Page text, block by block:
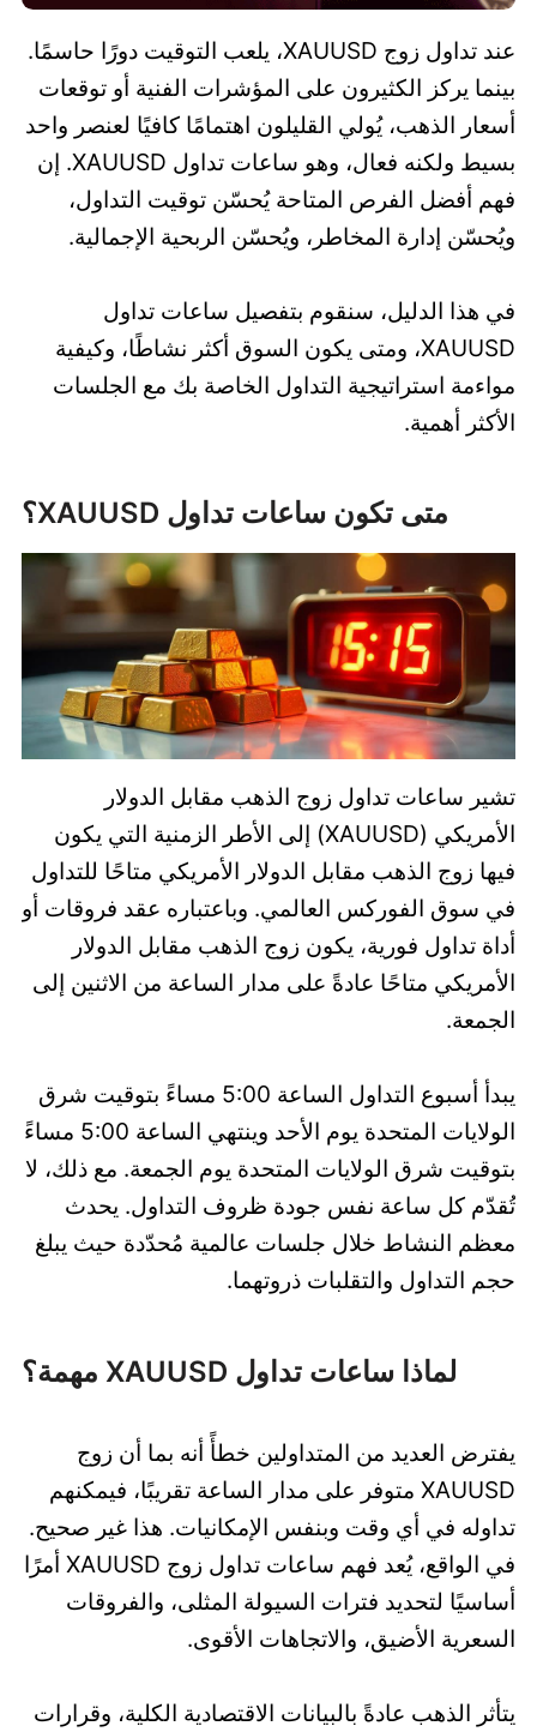
عند تداول زوج XAUUSD، يلعب التوقيت دورًا حاسمًا.
بينما يركز الكثيرون على المؤشرات الفنية أو توقعات
أسعار الذهب، يُولي القليلون اهتمامًا كافيًا لعنصر واحد
بسيط ولكنه فعال، وهو ساعات تداول XAUUSD. إن
فهم أفضل الفرص المتاحة يُحسّن توقيت التداول،
ويُحسّن إدارة المخاطر، ويُحسّن الربحية الإجمالية.
في هذا الدليل، سنقوم بتفصيل ساعات تداول
XAUUSD، ومتى يكون السوق أكثر نشاطًا، وكيفية
مواءمة استراتيجية التداول الخاصة بك مع الجلسات
الأكثر أهمية.
متى تكون ساعات تداول XAUUSD؟
تشير ساعات تداول زوج الذهب مقابل الدولار
الأمريكي (XAUUSD) إلى الأطر الزمنية التي يكون
فيها زوج الذهب مقابل الدولار الأمريكي متاحًا للتداول
في سوق الفوركس العالمي. وباعتباره عقد فروقات أو
أداة تداول فورية، يكون زوج الذهب مقابل الدولار
الأمريكي متاحًا عادةً على مدار الساعة من الاثنين إلى
الجمعة.
يبدأ أسبوع التداول الساعة 5:00 مساءً بتوقيت شرق
الولايات المتحدة يوم الأحد وينتهي الساعة 5:00 مساءً
بتوقيت شرق الولايات المتحدة يوم الجمعة. مع ذلك، لا
تُقدّم كل ساعة نفس جودة ظروف التداول. يحدث
معظم النشاط خلال جلسات عالمية مُحدّدة حيث يبلغ
حجم التداول والتقلبات ذروتهما.
لماذا ساعات تداول XAUUSD مهمة؟
يفترض العديد من المتداولين خطأً أنه بما أن زوج
XAUUSD متوفر على مدار الساعة تقريبًا، فيمكنهم
تداوله في أي وقت وبنفس الإمكانيات. هذا غير صحيح.
في الواقع، يُعد فهم ساعات تداول زوج XAUUSD أمرًا
أساسيًا لتحديد فترات السيولة المثلى، والفروقات
السعرية الأضيق، والاتجاهات الأقوى.
يتأثر الذهب عادةً بالبيانات الاقتصادية الكلية، وقرارات